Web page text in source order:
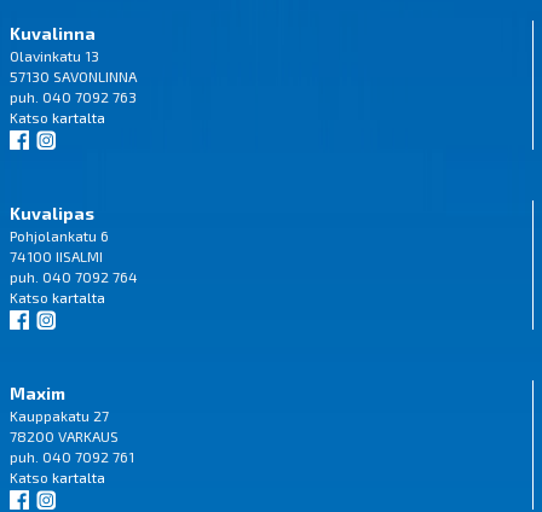
Kuvalinna
Olavinkatu 13
57130 SAVONLINNA
puh. 040 7092 763
Katso kartalta
Kuvalipas
Pohjolankatu 6
74100 IISALMI
puh. 040 7092 764
Katso kartalta
Maxim
Kauppakatu 27
78200 VARKAUS
puh. 040 7092 761
Katso kartalta